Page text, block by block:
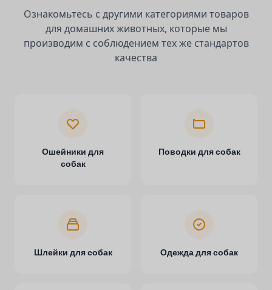
Ознакомьтесь с другими категориями товаров
для домашних животных, которые мы
производим с соблюдением тех же стандартов
качества
Ошейники для
собак
Поводки для собак
Шлейки для собак Одежда для собак